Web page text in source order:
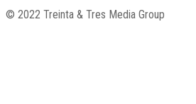
© 2022 Treinta & Tres Media Group